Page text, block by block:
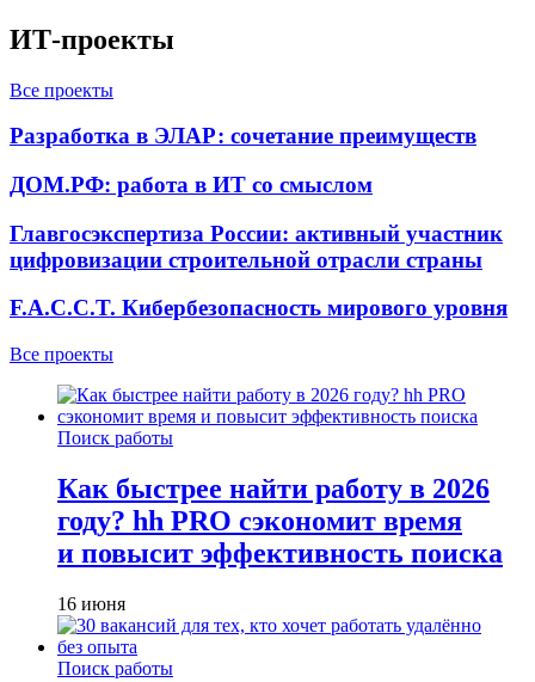
ИТ-проекты
Все проекты
Разработка в ЭЛАР: сочетание преимуществ
ДОМ.РФ: работа в ИТ со смыслом
Главгосэкспертиза России: активный участник
цифровизации строительной отрасли страны
F.A.C.C.T. Кибербезопасность мирового уровня
Все проекты
Поиск работы
Как быстрее найти работу в 2026
году? hh PRO сэкономит время
и повысит эффективность поиска
16 июня
Поиск работы